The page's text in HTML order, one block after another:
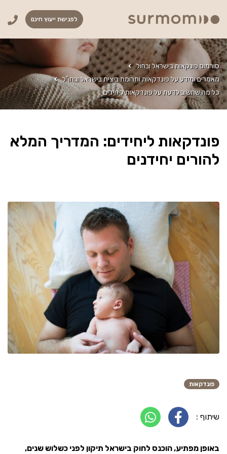
לפגישת ייעוץ חינם
סורמום פונקאות בישראל ובחול
מאמרים ומידע על פונדקאות ותרומת ביצית בישראל ובחו"ל
כל מה שחשוב לדעת על פונדקאות ליחידים
פונדקאות ליחידים: המדריך המלא
להורים יחידנים
פונדקאות
שיתוף :
באופן מפתיע, הוכנס לחוק בישראל תיקון לפני כשלוש שנים,